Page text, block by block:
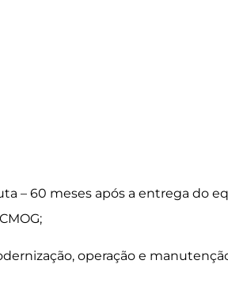
– 60 meses após a entrega do
operação e